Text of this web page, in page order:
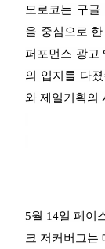
모로코는 구
을 중심으로 한
퍼포먼스 광고
의 입지를 다
와 제일기획의
5월 14일 페이
크 저커버그는